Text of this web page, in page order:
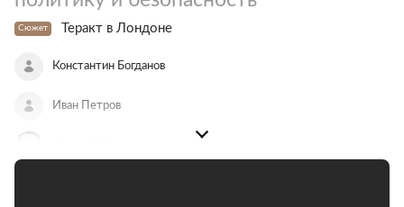
Сюжет Теракт в Лондоне
Константин Богданов
Иван Петров